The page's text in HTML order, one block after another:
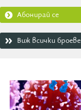
Абонирай се
Виж всички броеве